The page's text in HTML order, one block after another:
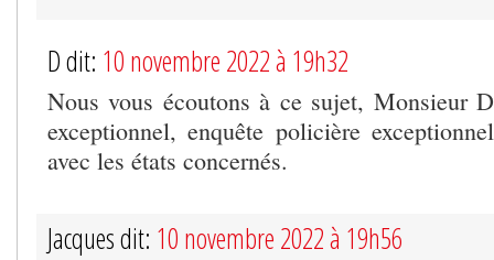
D dit: 10 novembre 2022 à 19h32
Nous vous écoutons à ce sujet, Monsieur
exceptionnel, enquête policière
avec les états concernés.
Jacques dit: 10 novembre 2022 à 19h56